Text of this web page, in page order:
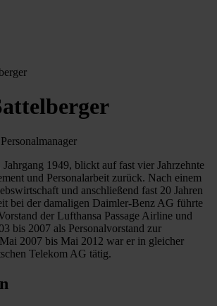
Jahrgang 1949, blickt auf fast vier Jahrzehnte
und Personalarbeit zurück. Nach einem
und anschließend fast 20 Jahren
bei der damaligen Daimler-Benz AG führte
der Lufthansa Passage Airline und
bis 2007 als Personalvorstand zur
2007 bis Mai 2012 war er in gleicher
Telekom AG tätig.